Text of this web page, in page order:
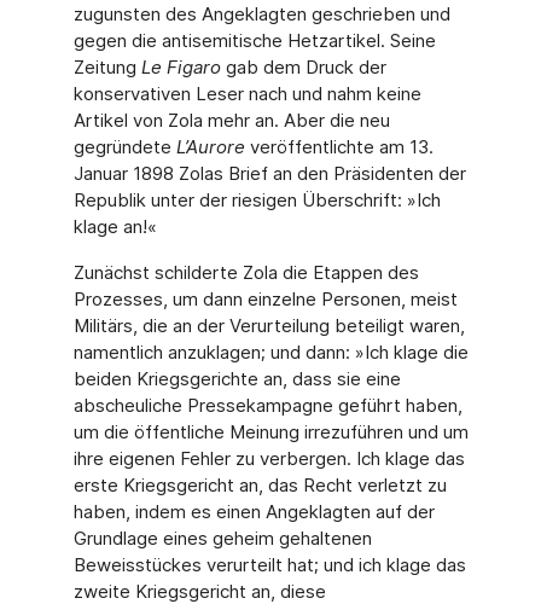
zugunsten des Angeklagten geschrieben und
gegen die antisemitische Hetzartikel. Seine
Zeitung Le Figarogab dem Druck der
konservativen Leser nach und nahm keine
Artikel von Zola mehr an. Aber die neu
gegründete L’Aurore veröffentlichte am 13.
Januar 1898 Zolas Brief an den Präsidenten der
Republik unter der riesigen Überschrift: »Ich
klage an!«
Zunächst schilderte Zola die Etappen des
Prozesses, um dann einzelne Personen, meist
Militärs, die an der Verurteilung beteiligt waren,
namentlich anzuklagen; und dann: »Ich klage die
beiden Kriegsgerichte an, dass sie eine
abscheuliche Pressekampagne geführt haben,
um die öffentliche Meinung irrezuführen und um
ihre eigenen Fehler zu verbergen. Ich klage das
erste Kriegsgericht an, das Recht verletzt zu
haben, indem es einen Angeklagten auf der
Grundlage eines geheim gehaltenen
Beweisstückes verurteilt hat; und ich klage das
zweite Kriegsgericht an, diese